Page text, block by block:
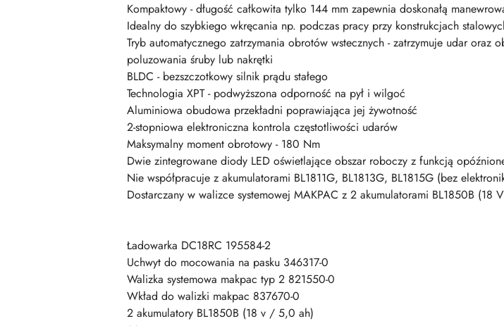
Kompaktowy - długość całkowita tylko 144 mm zapewnia doskonałą
Idealny do szybkiego wkręcania np. podczas pracy przy konstrukcjach
Tryb automatycznego zatrzymania obrotów wstecznych - zatrzymuje udar
poluzowania śruby lub nakrętki
BLDC - bezszczotkowy silnik prądu stałego
Technologia XPT - podwyższona odporność na pył i wilgoć
Aluminiowa obudowa przekładni poprawiająca jej żywotność
2-stopniowa elektroniczna kontrola częstotliwości udarów
Maksymalny moment obrotowy - 180 Nm
Dwie zintegrowane diody LED oświetlające obszar roboczy z funkcją
Nie współpracuje z akumulatorami BL1811G, BL1813G, BL1815G (bez
Dostarczany w walizce systemowej MAKPAC z 2 akumulatorami BL1850B (18
Ładowarka DC18RC 195584-2
Uchwyt do mocowania na pasku 346317-0
Walizka systemowa makpac typ 2 821550-0
Wkład do walizki makpac 837670-0
2 akumulatory BL1850B (18 v / 5,0 ah)